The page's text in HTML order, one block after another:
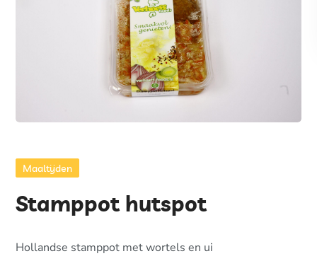
Maaltijden
Stamppot hutspot
Hollandse stamppot met wortels en ui